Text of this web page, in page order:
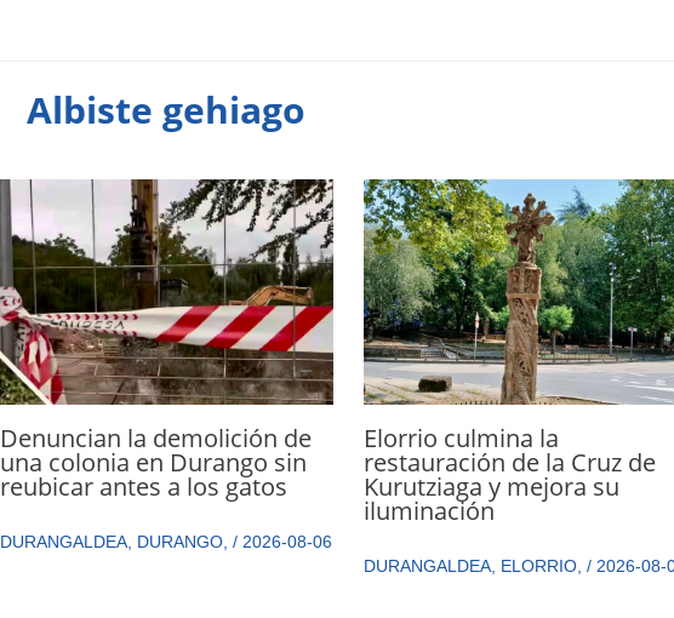
Albiste gehiago
Denuncian la demolición de
una colonia en Durango sin
reubicar antes a los gatos
DURANGALDEA, DURANGO,/2026-08-06
Elorrio culmina la
restauración de la Cruz de
Kurutziaga y mejora su
iluminación
DURANGALDEA, ELORRIO, / 2026-08-